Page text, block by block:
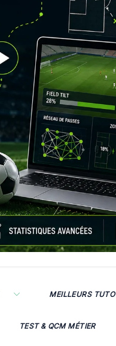
MEILLEURS TUTO
TEST & QCM MÉTIER